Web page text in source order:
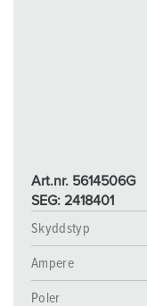
Art.nr. 5614506G
SEG: 2418401
Skyddstyp
Ampere
Poler